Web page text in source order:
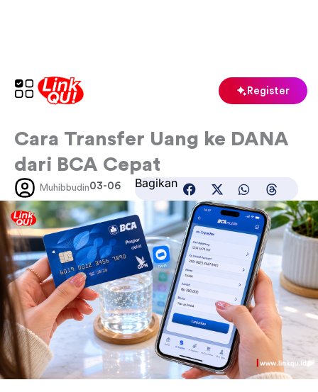
Register
Cara Transfer Uang ke DANA
dari BCA Cepat
Muhibbudin03-06 Bagikan